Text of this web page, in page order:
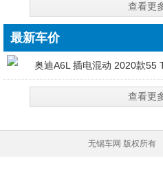
查看更
最新车价
奥迪A6L 插电混动 2020款55
查看更
无锡车网 版权所有